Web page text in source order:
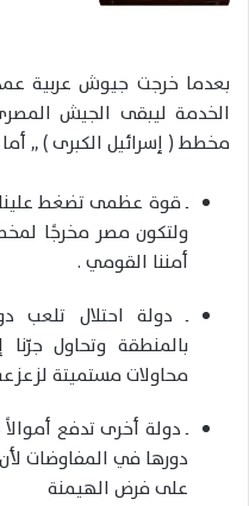
بعدما خرجت جيوش عربية
الخدمة ليبقى الجيش
مخطط ( إسرائيل الكبرى ) ,,
ــ قوة عظمى تضغط
ولتكون مصر مخرجًا
أمننا القومي .
ــ دولة احتلال
بالمنطقة وتحاول
محاولات مستميتة
ــ دولة أخرى تدفع
دورها في المفاوضات
على فرض الهيمنة